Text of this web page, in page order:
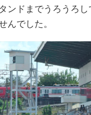
ンドまでうろうろ
んでした。